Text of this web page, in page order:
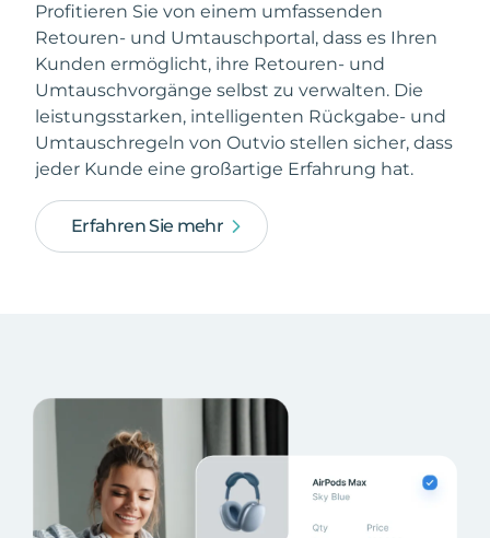
Profitieren Sie von einem umfassenden
Retouren- und Umtauschportal, dass es Ihren
Kunden ermöglicht, ihre Retouren- und
Umtauschvorgänge selbst zu verwalten. Die
leistungsstarken, intelligenten Rückgabe- und
Umtauschregeln von Outvio stellen sicher, dass
jeder Kunde eine großartige Erfahrung hat.
Erfahren Sie mehr